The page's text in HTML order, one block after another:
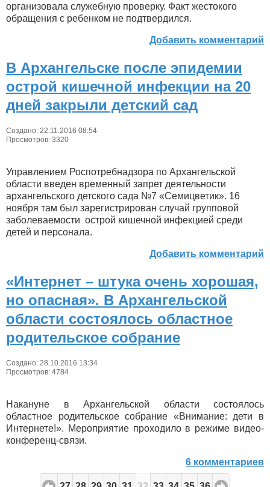
организовала служебную проверку. Факт жестокого
обращения с ребенком не подтвердился.
Добавить комментарий
В Архангельске после эпидемии
острой кишечной инфекции на 20
дней закрыли детский сад
Создано: 22.11.2016 08:54
Просмотров: 3320
Управлением Роспотребнадзора по Архангельской
области введен временный запрет деятельности
архангельского детского сада №7 «Семицветик». 16
ноября там был зарегистрирован случай групповой
заболеваемости острой кишечной инфекцией среди
детей и персонала.
Добавить комментарий
«Интернет – штука очень хорошая,
но опасная». В Архангельской
области состоялось областное
родительское собрание
Создано: 28.10.2016 13:34
Просмотров: 4784
Накануне в Архангельской области состоялось
областное родительское собрание «Внимание: дети в
Интернете!». Мероприятие проходило в режиме видео-
конференц-связи.
6 комментариев